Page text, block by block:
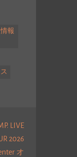
報
LIVE
2026
オ